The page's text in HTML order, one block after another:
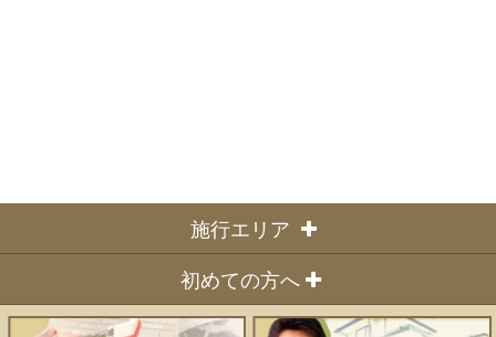
施行エリア
（青葉区・泉区・太白区・宮城野区）
初めての方へ
ハッピーリフォームの特徴